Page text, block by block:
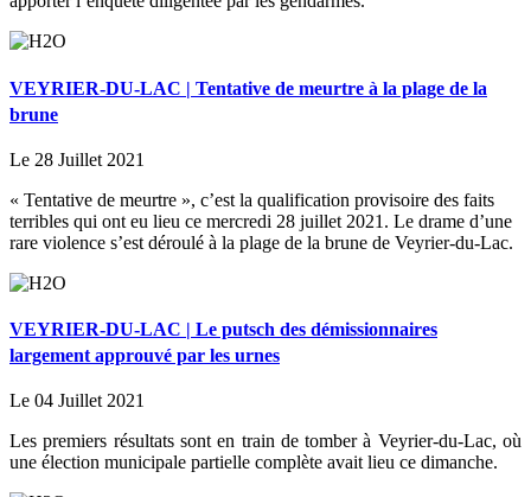
VEYRIER-DU-LAC | Tentative de meurtre à la plage de la
brune
Le 28 Juillet 2021
« Tentative de meurtre », c’est la qualification provisoire des faits
terribles qui ont eu lieu ce mercredi 28 juillet 2021. Le drame d’une
rare violence s’est déroulé à la plage de la brune de Veyrier-du-Lac.
VEYRIER-DU-LAC | Le putsch des démissionnaires
largement approuvé par les urnes
Le 04 Juillet 2021
Les premiers résultats sont en train de tomber à Veyrier-du-Lac, où
une élection municipale partielle complète avait lieu ce dimanche.